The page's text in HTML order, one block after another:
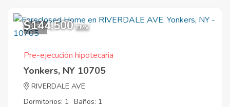
8
$144,500 EMV
Pre-ejecución hipotecaria
Yonkers, NY 10705
RIVERDALE AVE
Dormitorios: 1 Baños: 1